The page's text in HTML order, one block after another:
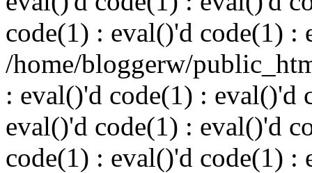
code(1) : eval()'d code(1) :
/home/bloggerw/
: eval()'d code(1) : eval()'d
eval()'d code(1) : eval()'d
code(1) : eval()'d code(1) :